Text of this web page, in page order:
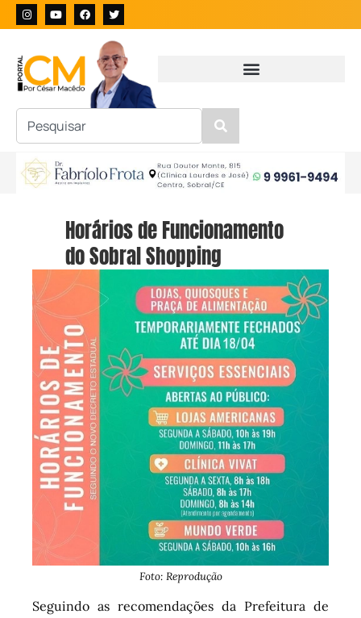
Horários de Funcionamento
do Sobral Shopping
Foto: Reprodução
Seguindo as recomendações da Prefeitura de